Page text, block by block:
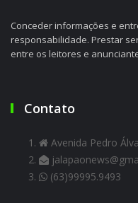
Conceder informações e
responsabilidade. Prestar
entre os leitores e
Contato
Avenida Pedro
(63)99995.9493